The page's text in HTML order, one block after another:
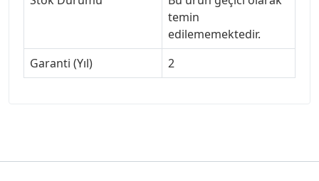
temin
edilememektedir.
Garanti (Yıl)
2